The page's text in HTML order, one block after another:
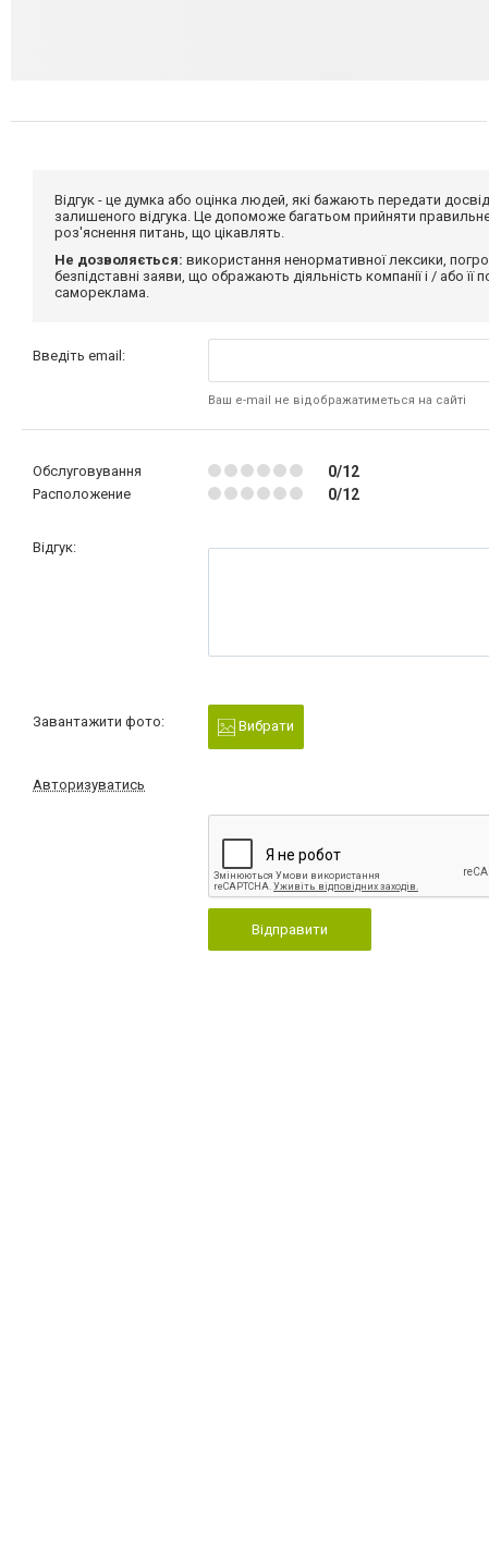
Відгук - це думка або оцінка людей, які бажають передати
залишеного відгука. Це допоможе багатьом прийняти
роз'яснення питань, що цікавлять.
Не дозволяється: використання ненормативної лексики,
безпідставні заяви, що ображають діяльність компанії і / або
самореклама.
Введіть email:
Ваш e-mail не відображатиметься на сайті
Обслуговування 0/12
Расположение 0/12
Відгук:
Завантажити фото: Вибрати
Авторизуватись
Відправити